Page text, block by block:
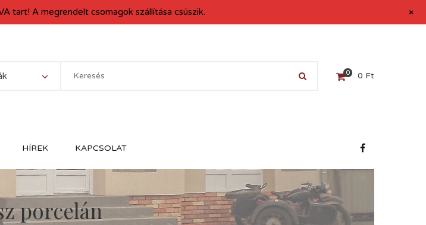
0 0 Ft
HÍREK KAPCSOLAT
porcelán
tart! A megrendelt csomagok szállítása csúszik. +